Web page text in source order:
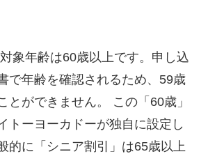
象年齢は60歳以上です。申し込
で年齢を確認されるため、59歳
とができません。 この「60歳」
トーヨーカドーが独自に設定し
的に「シニア割引」は65歳以上